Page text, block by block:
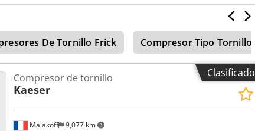
De Tornillo Frick Compresor Tipo Tornillo
Clasificado
Malakoff 9,077 km
Compresor de tornillo
Kaeser